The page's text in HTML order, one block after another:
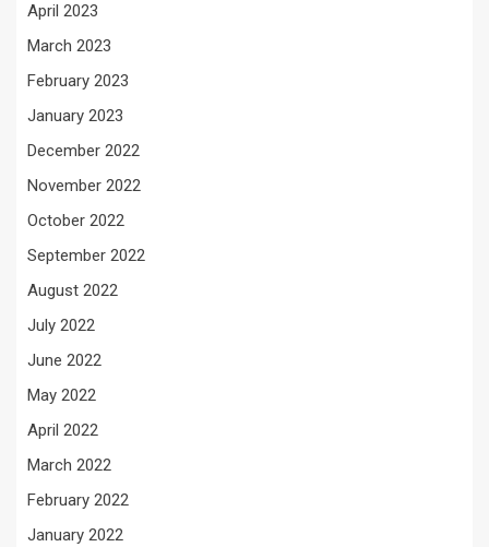
April 2023
March 2023
February 2023
January 2023
December 2022
November 2022
October 2022
September 2022
August 2022
July 2022
June 2022
May 2022
April 2022
March 2022
February 2022
January 2022